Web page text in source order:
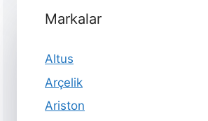
Markalar
Altus
Arçelik
Ariston